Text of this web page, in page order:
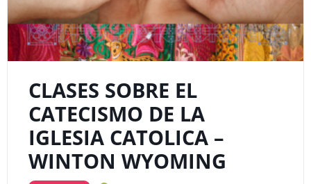
CLASES SOBRE EL
CATECISMO DE LA
IGLESIA CATOLICA –
WINTON WYOMING